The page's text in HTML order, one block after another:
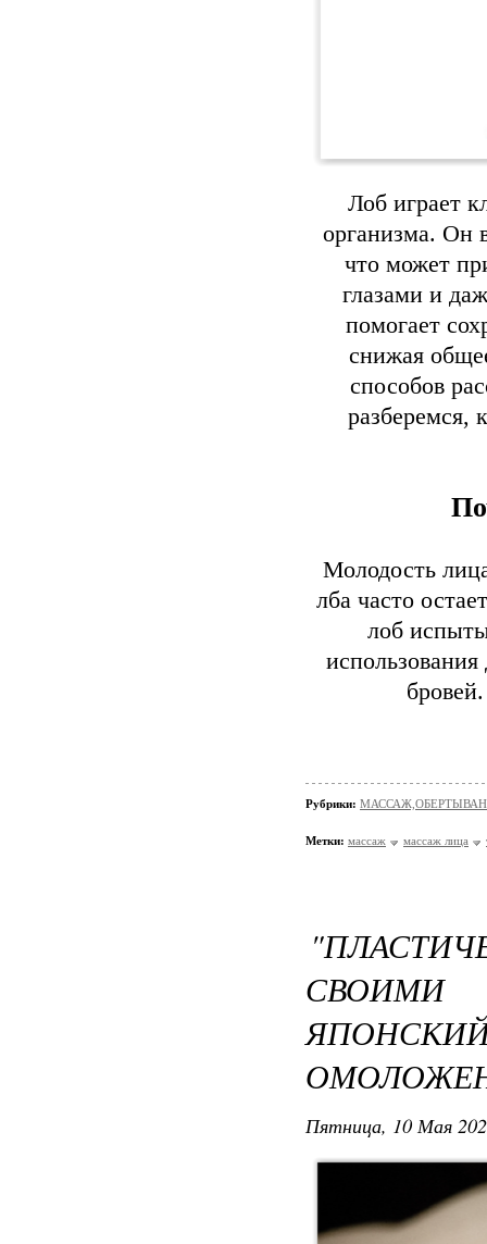
Лоб играет
организма. Он
что может
глазами и
помогает
снижая
способов
разберемся,
Молодость
лба часто
лоб
Рубрики:
Метки: массаж массаж лица
Пятница, 10 Мая